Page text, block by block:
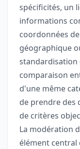
spécificités, un
informations
coordonnées
géographique
standardisation
comparaison
d'une même
de prendre des
de critères
La modération
élément